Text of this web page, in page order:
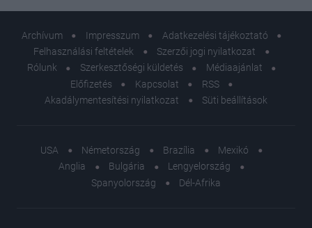
Archívum Impresszum
Adatkezelési tájékoztató
Felhasználási feltételek
Szerzői jogi nyilatkozat
Rólunk
Szerkesztőségi küldetés
Médiaajánlat
Előfizetés
Kapcsolat
RSS
Akadálymentesítési nyilatkozat
Süti beállítások
USA Németország Brazília
Mexikó
Anglia
Bulgária
Lengyelország
Spanyolország
Dél-Afrika